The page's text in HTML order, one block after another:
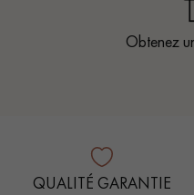
Obtenez
QUALITÉ GARANTIE